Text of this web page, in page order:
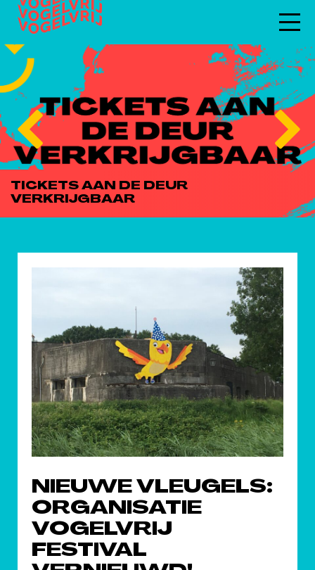
DEZE VRIJDAG & ZATERDAG:
NIEUWE VLEUGELS:
ORGANISATIE
VOGELVRIJ
FESTIVAL